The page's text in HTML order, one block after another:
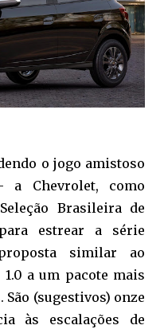
o jogo amistoso
Chevrolet, como
Brasileira de
estrear a série
similar ao
a um pacote mais
(sugestivos) onze
às escalações de